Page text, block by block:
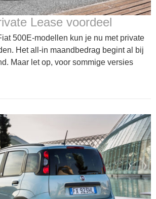
Lease voordeel
500E-modellen kun je nu met private
Het all-in maandbedrag begint al bij
Maar let op, voor sommige versies